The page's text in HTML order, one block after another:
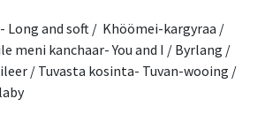
Long and soft /  Khöömei-kargyraa /
meni kanchaar- You and I / Byrlang /
/ Tuvasta kosinta- Tuvan-wooing /